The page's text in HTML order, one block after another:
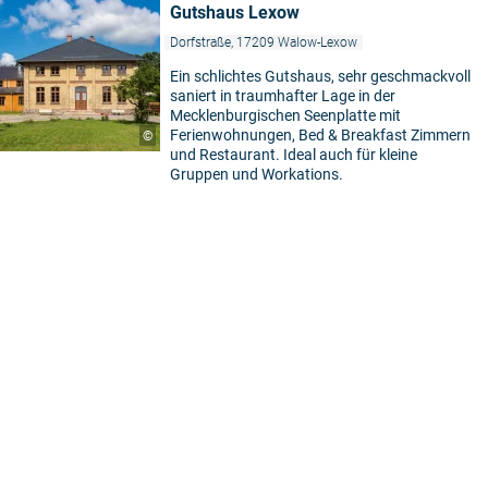
©
Gutshaus Lexow
Dorfstraße, 17209 Walow-Lexow
Ein schlichtes Gutshaus, sehr geschmackvoll
saniert in traumhafter Lage in der
Mecklenburgischen Seenplatte mit
Ferienwohnungen, Bed & Breakfast Zimmern
und Restaurant. Ideal auch für kleine
Gruppen und Workations.